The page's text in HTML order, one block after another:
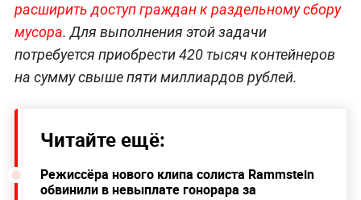
расширить доступ граждан к раздельному сбору
мусора. Для выполнения этой задачи
потребуется приобрести 420 тысяч контейнеров
на сумму свыше пяти миллиардов рублей.
Читайте ещё:
Режиссёра нового клипа солиста Rammstein
обвинили в невыплате гонорара за